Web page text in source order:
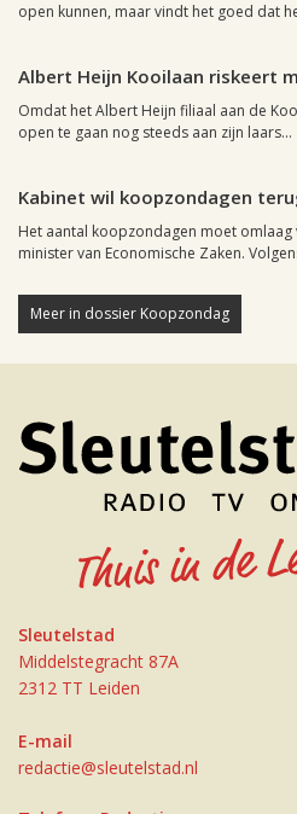
open kunnen, maar vindt het goed dat
Albert Heijn Kooilaan riskeert
Omdat het Albert Heijn filiaal aan de
open te gaan nog steeds aan zijn laars...
Kabinet wil koopzondagen
Het aantal koopzondagen moet omlaag
minister van Economische Zaken.
Meer in dossier Koopzondag
Sleutelstad
Middelstegracht 87A
2312 TT Leiden
E-mail
redactie@sleutelstad.nl